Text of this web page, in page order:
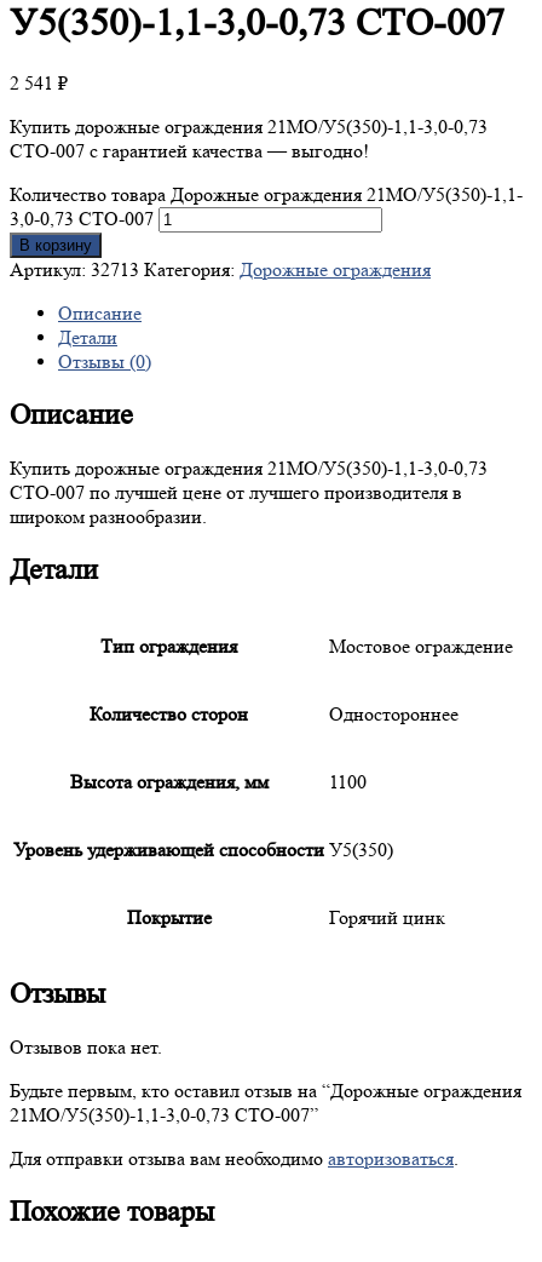
У5(350)-1,1-3,0-0,73 СТО-007
2 541 ₽
Купить дорожные ограждения 21МО/У5(350)-1,1-3,0-0,73
СТО-007 с гарантией качества — выгодно!
Количество товара Дорожные ограждения 21МО/У5(350)-1,1-
3,0-0,73 СТО-007
В корзину
Артикул: 32713 Категория: Дорожные ограждения
Описание
Детали
Отзывы (0)
Описание
Купить дорожные ограждения 21МО/У5(350)-1,1-3,0-0,73
СТО-007 по лучшей цене от лучшего производителя в
широком разнообразии.
Детали
Тип ограждения Мостовое ограждение
Количество сторон Одностороннее
Высота ограждения, мм 1100
Уровень удерживающей способности У5(350)
Покрытие Горячий цинк
Отзывы
Отзывов пока нет.
Будьте первым, кто оставил отзыв на “Дорожные ограждения
21МО/У5(350)-1,1-3,0-0,73 СТО-007”
Для отправки отзыва вам необходимо авторизоваться
Похожие товары